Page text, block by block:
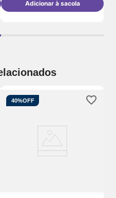
Adicionar à sacola
40%OFF